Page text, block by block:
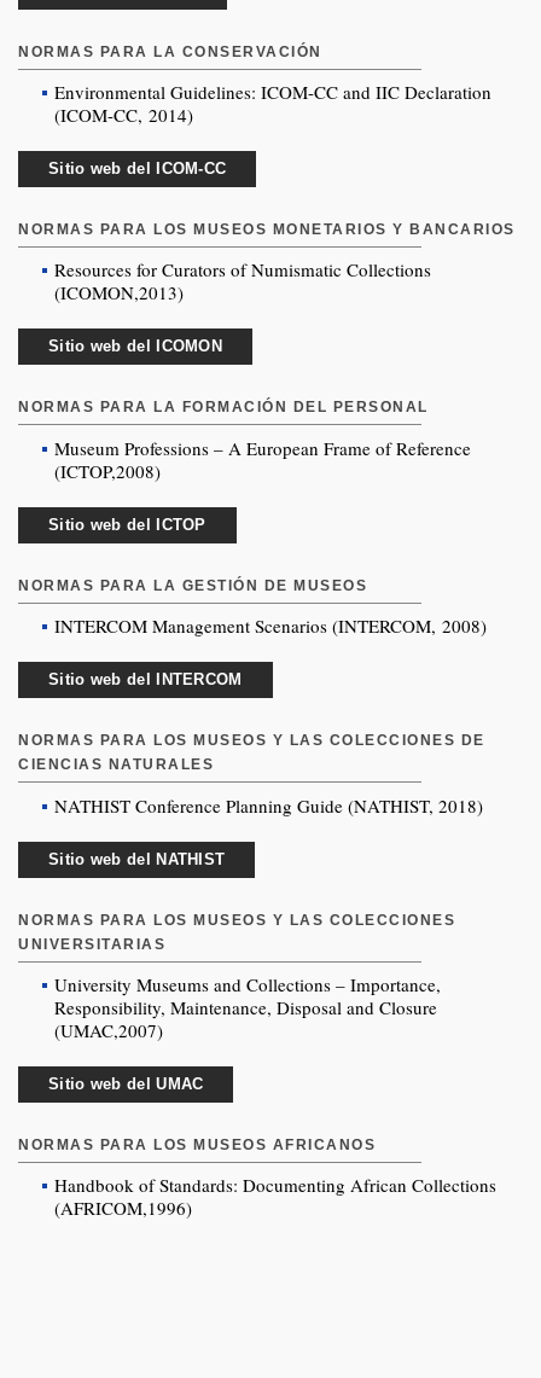
NORMAS PARA LA CONSERVACIÓN
Environmental Guidelines: ICOM-CC and IIC Declaration
(ICOM-CC, 2014)
Sitio web del ICOM-CC
NORMAS PARA LOS MUSEOS MONETARIOS Y BANCARIOS
Resources for Curators of Numismatic Collections
(ICOMON,2013)
Sitio web del ICOMON
NORMAS PARA LA FORMACIÓN DEL PERSONAL
Museum Professions – A European Frame of Reference
(ICTOP,2008)
Sitio web del ICTOP
NORMAS PARA LA GESTIÓN DE MUSEOS
INTERCOM Management Scenarios (INTERCOM, 2008)
Sitio web del INTERCOM
NORMAS PARA LOS MUSEOS Y LAS COLECCIONES DE
CIENCIAS NATURALES
NATHIST Conference Planning Guide (NATHIST, 2018)
Sitio web del NATHIST
NORMAS PARA LOS MUSEOS Y LAS COLECCIONES
UNIVERSITARIAS
University Museums and Collections – Importance,
Responsibility, Maintenance, Disposal and Closure
(UMAC,2007)
Sitio web del UMAC
NORMAS PARA LOS MUSEOS AFRICANOS
Handbook of Standards: Documenting African Collections
(AFRICOM,1996)